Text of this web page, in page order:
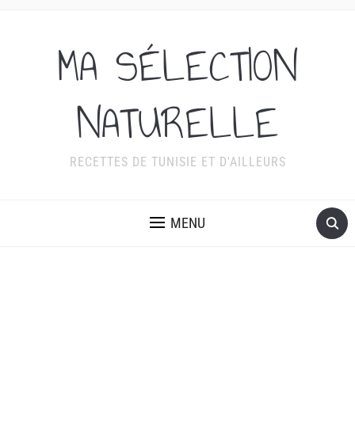
MA SÉLECTION
NATURELLE
RECETTES DE TUNISIE ET D'AILLEURS
MENU